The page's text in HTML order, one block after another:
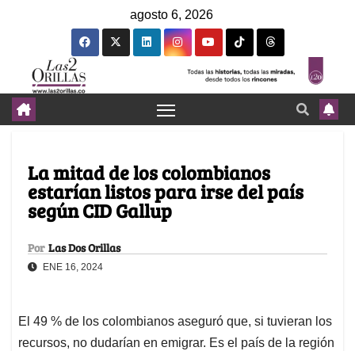
agosto 6, 2026
La mitad de los colombianos
estarían listos para irse del país
según CID Gallup
Por Las Dos Orillas
ENE 16, 2024
El 49 % de los colombianos aseguró que, si tuvieran los
recursos, no dudarían en emigrar. Es el país de la región